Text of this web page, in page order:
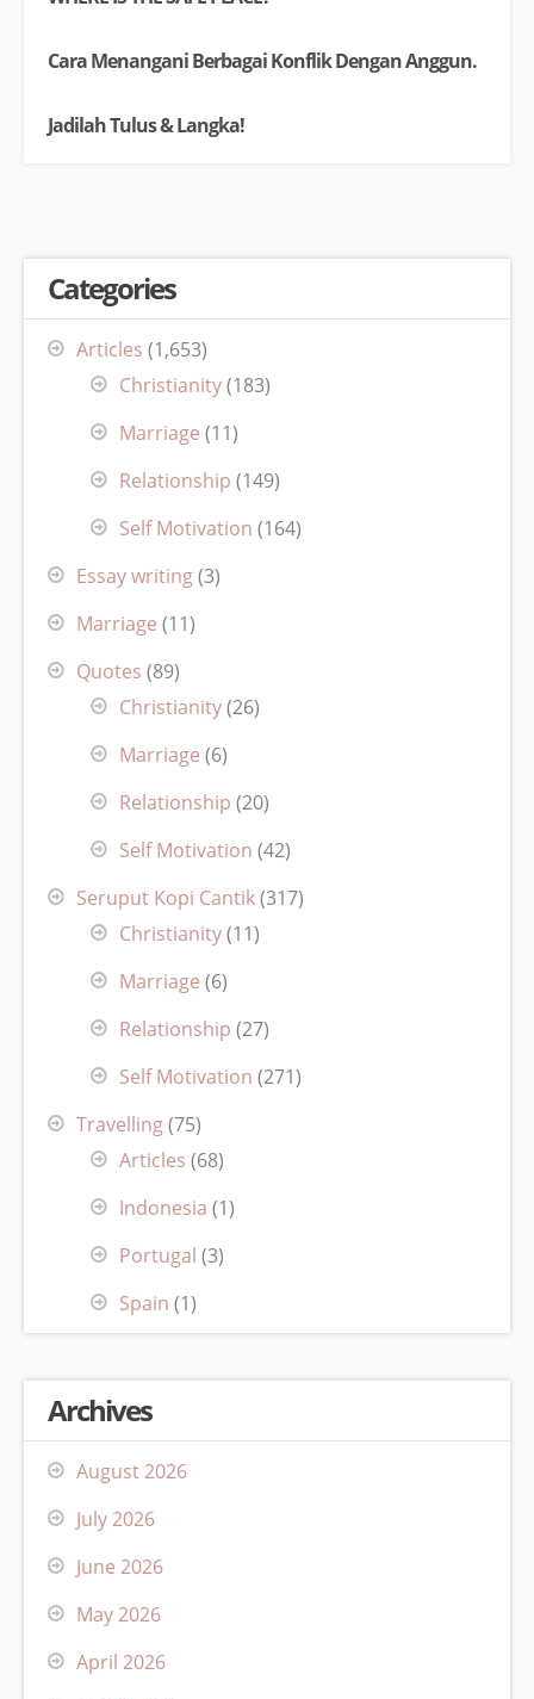
Cara Menangani Berbagai Konflik Dengan Anggun.
Jadilah Tulus & Langka!
Categories
Articles (1,653)
Christianity(183)
Marriage (11)
Relationship (149)
Self Motivation (164)
Essay writing(3)
Marriage (11)
Quotes (89)
Christianity(26)
Marriage (6)
Relationship (20)
Self Motivation (42)
Seruput Kopi Cantik(317)
Christianity(11)
Marriage (6)
Relationship (27)
Self Motivation (271)
Travelling(75)
Articles (68)
Indonesia (1)
Portugal (3)
Spain (1)
Archives
August 2026
July 2026
June 2026
May 2026
April 2026